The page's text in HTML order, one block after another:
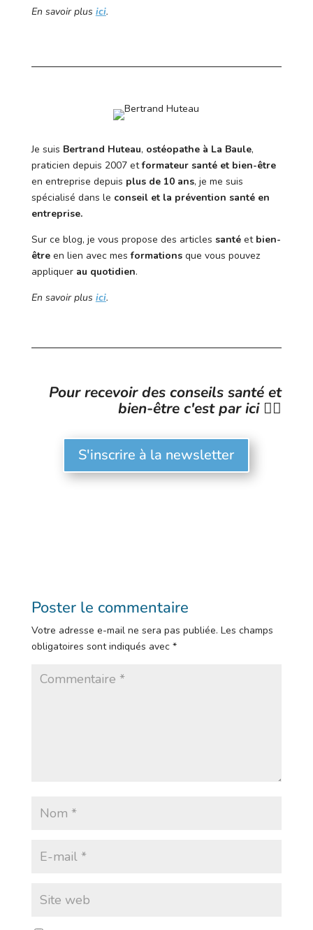
En savoir plus ici.
Je suis Bertrand Huteau, ostéopathe à La Baule,
praticien depuis 2007 etformateur santé et bien-être
en entreprise depuis plus de 10 ans, je me suis
spécialisé dans le conseil et la prévention santé en
entreprise.
Sur ce blog, je vous propose des articles santéet bien-
êtreen lien avec mesformationsque vous pouvez
appliquer au quotidien.
En savoir plus ici.
Pour recevoir des conseils santé et
bien-être c'est par ici 👉🏻
S'inscrire à la newsletter
Poster le commentaire
Votre adresse e-mail ne sera pas publiée. Les champs
obligatoires sont indiqués avec *